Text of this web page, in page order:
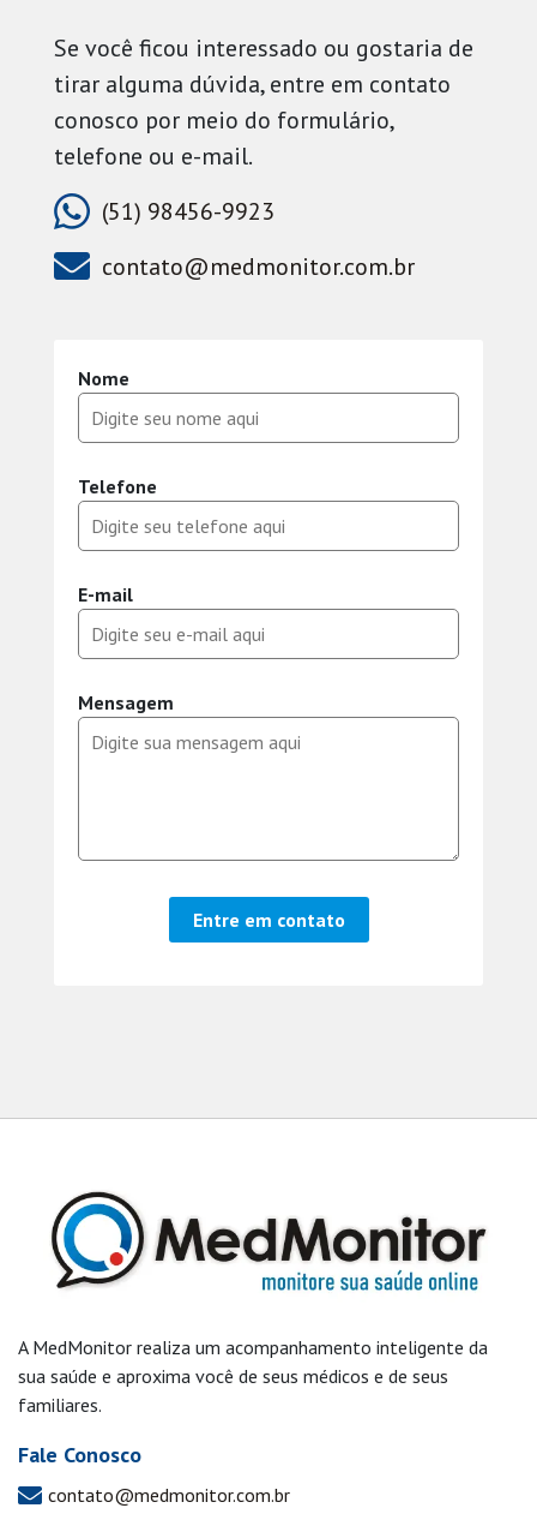
Se você ficou interessado ou gostaria de
tirar alguma dúvida, entre em contato
conosco por meio do formulário,
telefone ou e-mail.
(51) 98456-9923
contato@medmonitor.com.br
Nome
Telefone
E-mail
Mensagem
A MedMonitor realiza um acompanhamento inteligente da
sua saúde e aproxima você de seus médicos e de seus
familiares.
Fale Conosco
contato@medmonitor.com.br